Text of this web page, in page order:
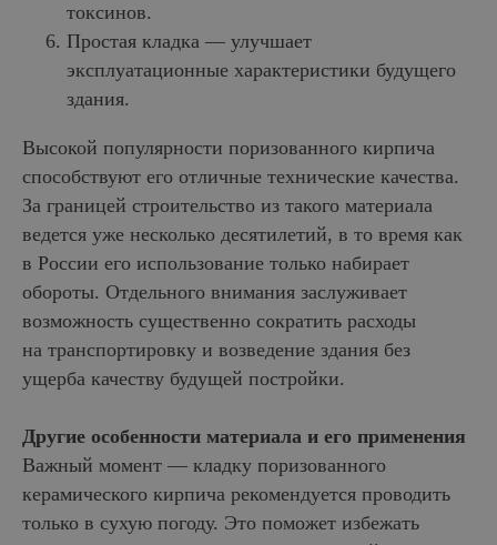
токсинов.
Простая кладка — улучшает
эксплуатационные характеристики будущего
здания.
Высокой популярности поризованного кирпича
способствуют его отличные технические качества.
За границей строительство из такого материала
ведется уже несколько десятилетий, в то время как
в России его использование только набирает
обороты. Отдельного внимания заслуживает
возможность существенно сократить расходы
на транспортировку и возведение здания без
ущерба качеству будущей постройки.
Другие особенности материала и его применения
Важный момент — кладку поризованного
керамического кирпича рекомендуется проводить
только в сухую погоду. Это поможет избежать